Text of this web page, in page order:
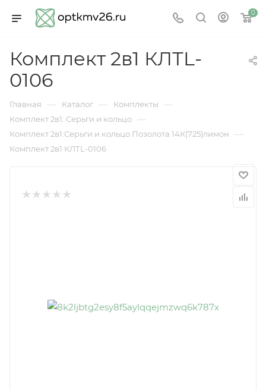
0
Комплект 2в1 КЛТL-
0106
Главная — Каталог — Комплекты —
Комплект 2в1: Серьги и кольцо —
Комплект 2в1:Серьги и кольцо.Позолота 14К(725)лимон —
Комплект 2в1 КЛТL-0106